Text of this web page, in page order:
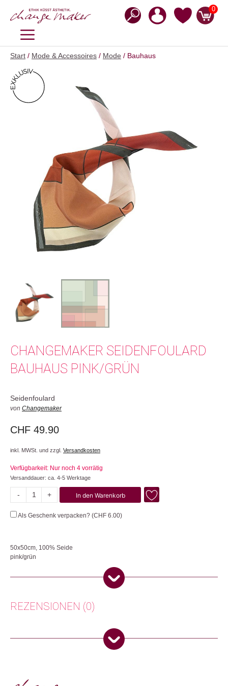
Inhalt
0
MENÜ
Start / Mode & Accessoires / Mode / Bauhaus
CHANGEMAKER SEIDENFOULARD
BAUHAUS PINK/GRÜN
Seidenfoulard
von Changemaker
CHF 49.90
inkl. MWSt. und zzgl. Versandkosten
Verfügbarkeit: Nur noch 4 vorrätig
Versanddauer: ca. 4-5 Werktage
-
Bauhaus
+ In den Warenkorb
Als Geschenk verpacken? (CHF 6.00)
50x50cm, 100% Seide
pink/grün
Unsere selber kreierten Changemaker-Foulards werden in Handarbeit
hergestellt. Pflege: Handwäsche. Unser Produzent “Manjeen Handicrafts”
Slumquartieren zu unterstützen, indem sie ihnen Design- und Markttrends
und Schulungen zur Schmuckherstellung anboten. Im Jahr 2000 begann
Handels, um den unterprivilegierten Kunsthandwerkenden aus dem
Bereich der unorganisierten Produktion von Kunsthandwerk in und um
Delhi ein wirksames Unterstützungssystem zu bieten. Sie betrachten ihre
Ausbeutung einzubringen, um die Lebensqualität der Handwerkenden zu
REZENSIONEN (0)
(Verifizierter Käufer)